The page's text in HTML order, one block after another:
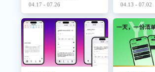
04.17 - 07.26
04.13 - 07.02